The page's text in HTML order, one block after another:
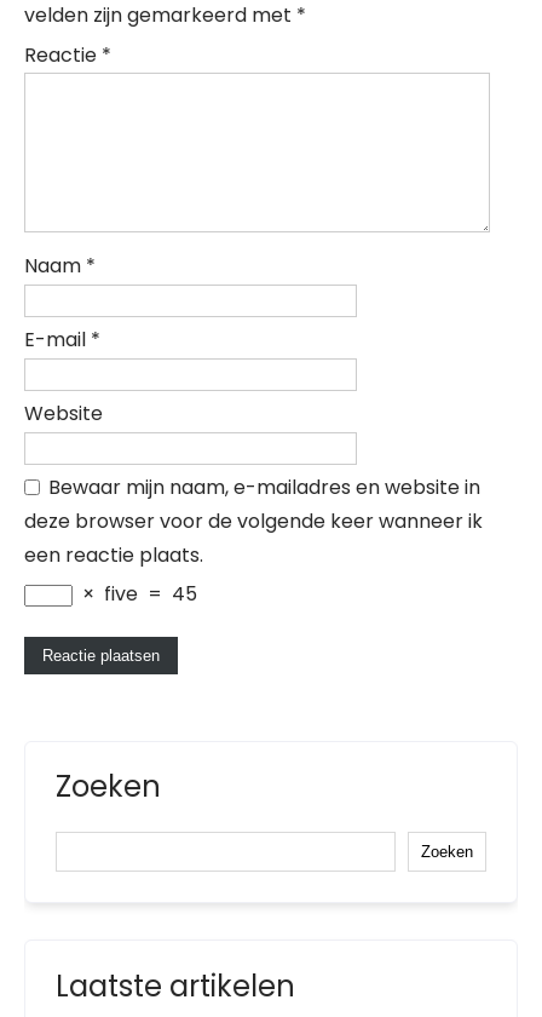
velden zijn gemarkeerd met *
Reactie *
Naam *
E-mail *
Website
Bewaar mijn naam, e-mailadres en website in
deze browser voor de volgende keer wanneer ik
een reactie plaats.
× five = 45
Zoeken
Zoeken
Laatste artikelen